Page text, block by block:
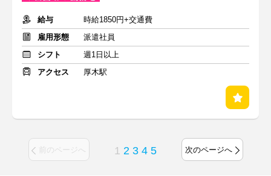
給与
時給1850円+交通費
雇用形態
派遣社員
シフト
週1日以上
アクセス
厚木駅
前のページへ 1 2 3 4 5 次のページへ